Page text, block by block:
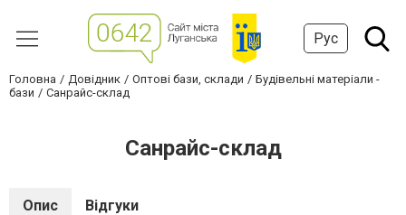
Рус
Головна Довідник Оптові бази, склади
Будівельні матеріали -
бази
Санрайс-склад
Санрайс-склад
Опис Відгуки